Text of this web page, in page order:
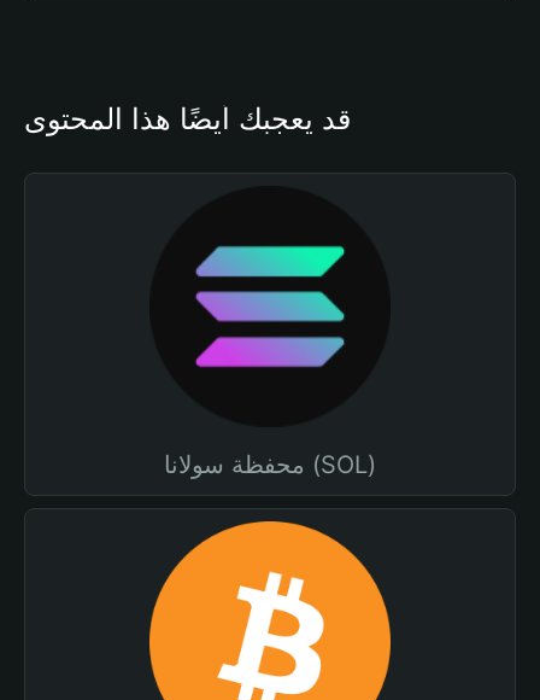
قد يعجبك أيضًا هذا المحتوى
محفظة سولانا (SOL)